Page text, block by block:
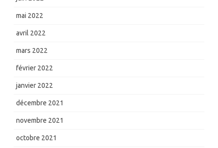
mai 2022
avril 2022
mars 2022
février 2022
janvier 2022
décembre 2021
novembre 2021
octobre 2021